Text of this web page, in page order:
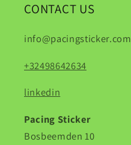
CONTACT US
info@pacingsticker.com
+32498642634
linkedin
Pacing Sticker
Bosbeemden 10